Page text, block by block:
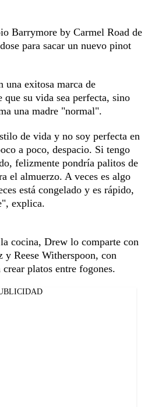
Barrymore by Carmel Road de
para sacar un nuevo pinot
una exitosa marca de
su vida sea perfecta, sino
una madre "normal".
de vida y no soy perfecta en
a poco, despacio. Si tengo
felizmente pondría palitos de
el almuerzo. A veces es algo
está congelado y es rápido,
explica.
cocina, Drew lo comparte con
y Reese Witherspoon, con
platos entre fogones.